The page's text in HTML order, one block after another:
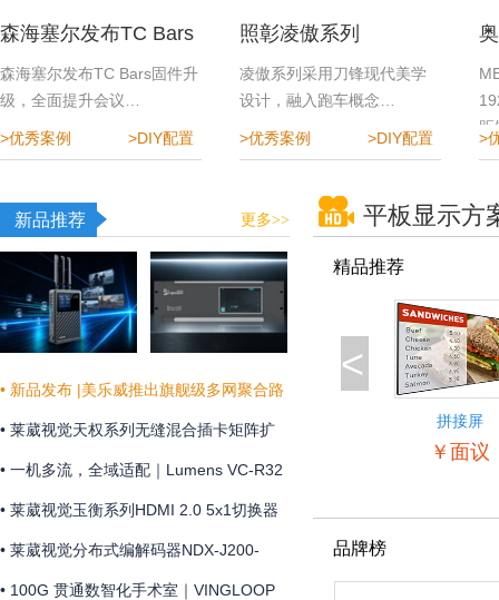
森海塞尔发布TC Bars
固件升级，全面提升会
议体验
森海塞尔发布TC Bars固件升
级，全面提升会议…
>优秀案例 >DIY配置
照彰凌傲系列
凌傲系列采用刀锋现代美学
设计，融入跑车概念…
>优秀案例 >DIY配置 >
新品推荐 更多>>
• 新品发布 |美乐威推出旗舰级多网聚合路
由器Pro Router Max，为关键业务提供更
稳定可靠的网络连接
• 莱葳视觉天权系列无缝混合插卡矩阵扩
展和维护方便
• 一机多流，全域适配｜Lumens VC-R32
摄像机全新上市
• 莱葳视觉玉衡系列HDMI 2.0 5x1切换器
支持4K@60Hz 4:4:4分辨率及18Gbps视
频带宽
• 莱葳视觉分布式编解码器NDX-J200-
ENC助您实现画质同步
• 100G 贯通数智化手术室｜VINGLOOP
平板显示方
精品推荐
<
拼接屏
￥面议
品牌榜